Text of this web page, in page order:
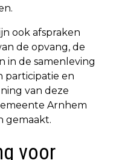
ook afspraken
de opvang, de
in de samenleving
participatie en
van deze
Arnhem
gemaakt.
voor